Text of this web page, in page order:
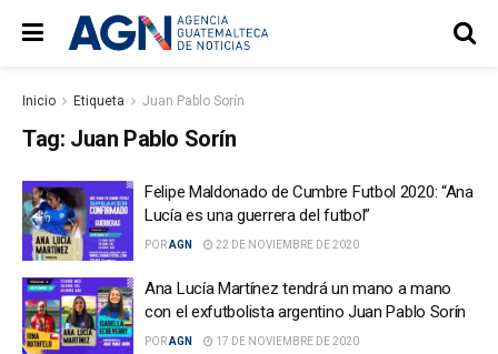
Inicio Etiqueta Juan Pablo Sorín
Tag: Juan Pablo Sorín
Felipe Maldonado de Cumbre Futbol 2020: “Ana
Lucía es una guerrera del futbol”
PORAGN 22 DE NOVIEMBRE DE 2020
Ana Lucía Martínez tendrá un mano a mano
con el exfutbolista argentino Juan Pablo Sorín
PORAGN 17 DE NOVIEMBRE DE 2020